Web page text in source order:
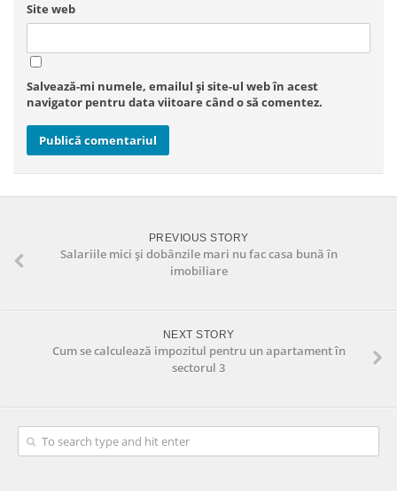
Site web
Salvează-mi numele, emailul și site-ul web în acest
navigator pentru data viitoare când o să comentez.
PREVIOUS STORY
Salariile mici și dobânzile mari nu fac casa bună în
imobiliare
NEXT STORY
Cum se calculează impozitul pentru un apartament în
sectorul 3